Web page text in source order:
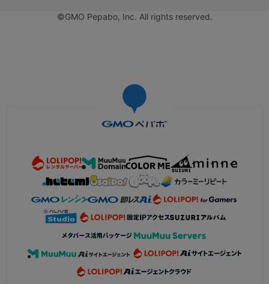
©GMO Pepabo, Inc. All rights reserved.